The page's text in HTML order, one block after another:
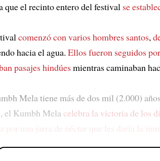
que el recinto entero del festival se
comenzó con varios hombres santos,
hacia el agua. Ellos fueron seguidos por
pasajes hindúesmientras caminaban
Mela tiene más de dos mil (2.000)
, el Kumbh Melacelebra la victoria de los
por una jarra de néctar que les daría la